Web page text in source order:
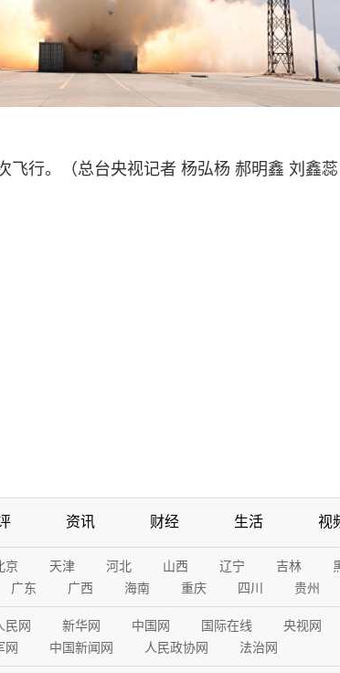
行。（总台央视记者 杨弘杨 郝明鑫 刘鑫蕊
资讯 财经 生活 视
京 天津 河北 山西 辽宁 吉林
广东 广西 海南 重庆 四川 贵州
民网 新华网 中国网 国际在线 央视网
网 中国新闻网 人民政协网 法治网